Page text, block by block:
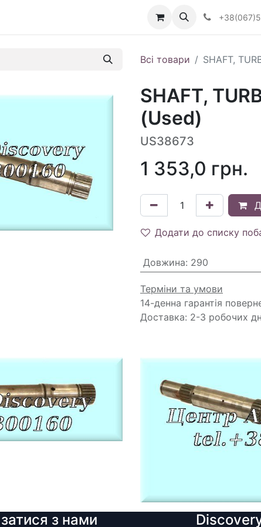
Всі товари SHAFT,
SHAFT,
(Used)
US38673
1 353,0 грн.
Додати до списку
Довжина: 290
Терміни та умови
14-денна гарантія
Доставка: 2-3 робочих
з нами